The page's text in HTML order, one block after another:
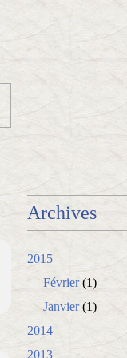
Archives
2015
Février(1)
Janvier(1)
2014
2013